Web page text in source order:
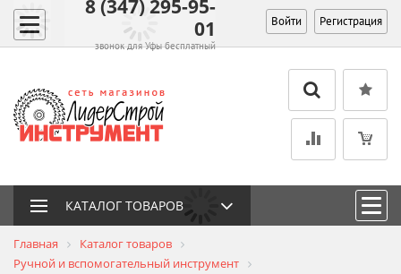
8 (347) 295-95-
01
звонок для Уфы бесплатный
Войти Регистрация
КАТАЛОГ ТОВАРОВ
Главная
Каталог товаров
Ручной и вспомогательный инструмент